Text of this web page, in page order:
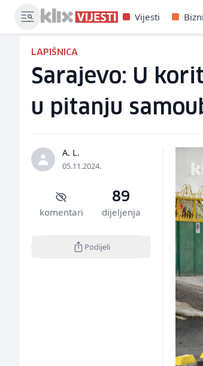
Vijesti
LAPIŠNICA
Sarajevo: U
u pitanju
A. L.
05.11.2024.
komentari
89
dijeljenja
Podijeli